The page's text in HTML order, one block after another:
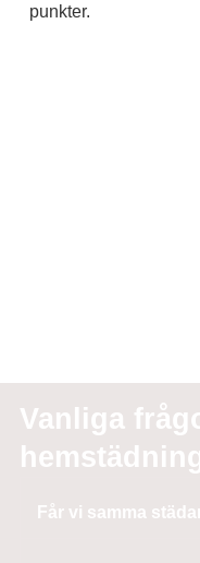
punkter.
Vanliga
Får vi samma